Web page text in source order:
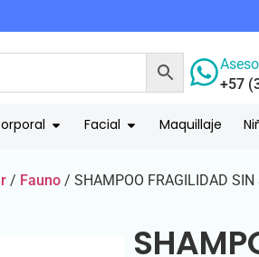
+57
Facial Maquillaje
/ Fauno / SHAMPOO FRAGILIDAD